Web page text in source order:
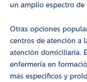
un amplio espectro de
Otras opciones
centros de atención a
atención domiciliaria.
enfermería en
más específicos y